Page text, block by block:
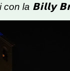
la 𝗕𝗶𝗹𝗹𝘆